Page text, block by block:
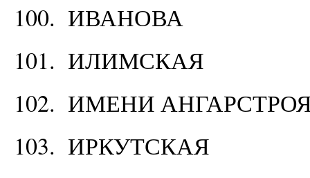
100. ИВАНОВА
101. ИЛИМСКАЯ
102. ИМЕНИ
103. ИРКУТСКАЯ